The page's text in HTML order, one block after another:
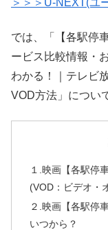
では、「【各駅停
ービス比較情報・
わかる！｜テレビ
VOD方法」につい
１.映画【各駅停
(VOD：ビデオ・
２.映画【各駅停
いつから？